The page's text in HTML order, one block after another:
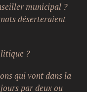
municipal ?
déserteraient
?
qui vont dans la
par deux ou